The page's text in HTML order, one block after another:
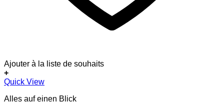
Ajouter à la liste de souhaits
+
Quick View
Alles auf einen Blick